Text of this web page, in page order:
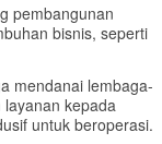
pembangunan
bisnis, seperti
mendanai lembaga-
kepada
untuk beroperasi.